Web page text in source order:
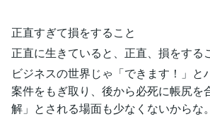
正直すぎて損をすること
正直に生きていると、正直、損をする
ビジネスの世界じゃ「できます！」と
案件をもぎ取り、後から必死に帳尻を
解」とされる場面も少なくないからな。